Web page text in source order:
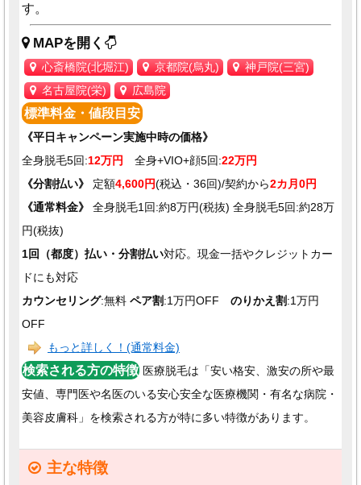
す。
MAPを開く
心斎橋院(北堀江) 京都院(烏丸)
神戸院(三宮)
名古屋院(栄)
広島院
標準料金・値段目安
《平日キャンペーン実施中時の価格》
全身脱毛5回:12万円 全身+VIO+顔5回:22万円
《分割払い》
定額4,600円(税込・36回)/契約から2カ月0円
《通常料金》
全身脱毛1回:約8万円(税抜) 全身脱毛5回:約28万
円(税抜)
1回（都度）払い・分割払い対応。現金一括やクレジットカー
ドにも対応
カウンセリング:無料 ペア割:1万円OFF のりかえ割:1万円
OFF
もっと詳しく！(通常料金)
検索される方の特徴 医療脱毛は「安い格安、激安の所や最
安値、専門医や名医のいる安心安全な医療機関・有名な病院・
美容皮膚科」を検索される方が特に多い特徴があります。
主な特徴